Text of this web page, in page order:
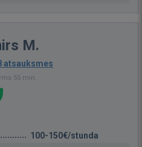
M.
atsauksmes
55 min.
100-150€/stunda